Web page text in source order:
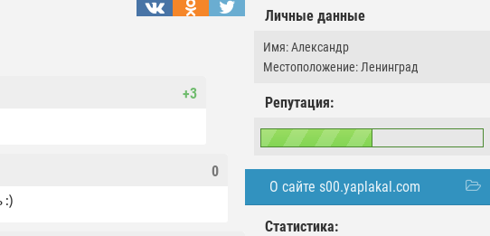
Личные данные
Имя: Александр
Местоположение: Ленинград
Репутация:
О сайте s00.yaplakal.com
Статистика:
+3
0
:)